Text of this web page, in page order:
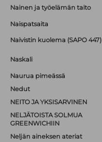
Nainen ja työelämän taito
Naispatsaita
Naivistin kuolema (SAPO 447)
Naskali
Naurua pimeässä
Nedut
NEITO JA YKSISARVINEN
NELJÄTOISTA SOLMUA
GREENWICHIIN
Neljän aineksen ateriat